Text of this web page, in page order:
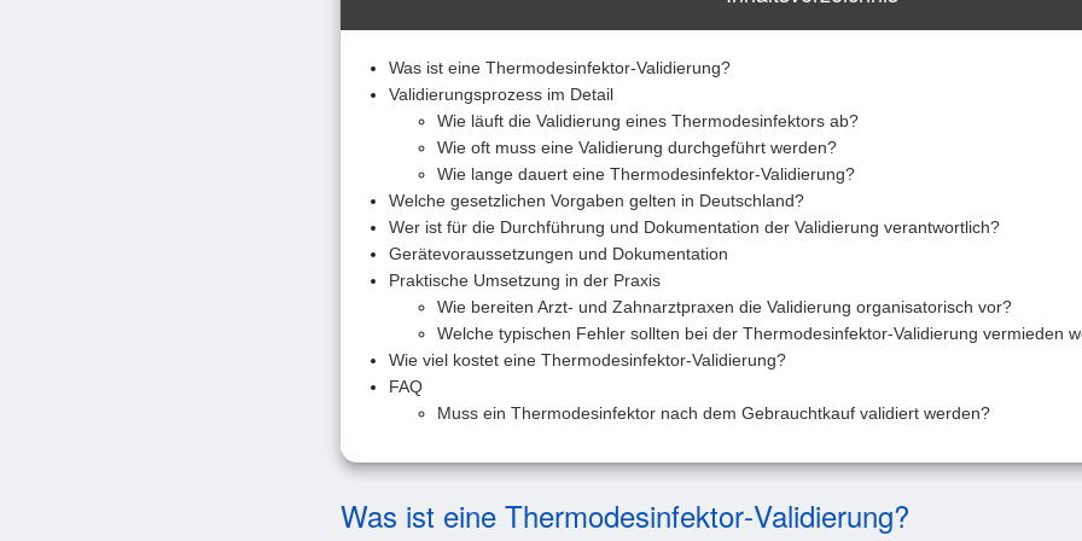
Was ist eine Thermodesinfektor‑Validierung?
Validierungsprozess im Detail
Wie läuft die Validierung eines Thermodesinfektors ab?
Wie oft muss eine Validierung durchgeführt werden?
Wie lange dauert eine Thermodesinfektor‑Validierung?
Welche gesetzlichen Vorgaben gelten in Deutschland?
Wer ist für die Durchführung und Dokumentation der Validierung verantwortlich?
Gerätevoraussetzungen und Dokumentation
Praktische Umsetzung in der Praxis
Wie bereiten Arzt‑ und Zahnarztpraxen die Validierung organisatorisch vor?
Welche typischen Fehler sollten bei der Thermodesinfektor‑Validierung vermieden
Wie viel kostet eine Thermodesinfektor‑Validierung?
FAQ
Muss ein Thermodesinfektor nach dem Gebrauchtkauf validiert werden?
Was ist eine Thermodesinfektor‑Validierung?